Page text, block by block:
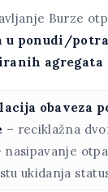
Burze
u ponudi/
agregata
obaveza
– reciklažna
nasipavanje
ukidanja